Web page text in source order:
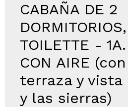
CABAÑA DE 2
TOILETTE -
CON AIRE
terraza y vista
y las sierras)